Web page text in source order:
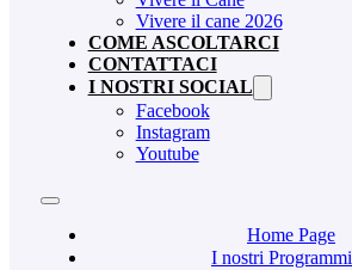
Vivere il cane 2026
COME ASCOLTARCI
CONTATTACI
I NOSTRI SOCIAL
Facebook
Instagram
Youtube
Home Page
I nostri Programmi